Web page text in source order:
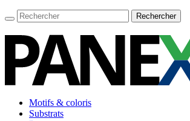
Motifs & coloris
Substrats